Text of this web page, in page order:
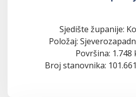
Sjedište županije:
Položaj:
Površina: 1.748
Broj stanovnika: